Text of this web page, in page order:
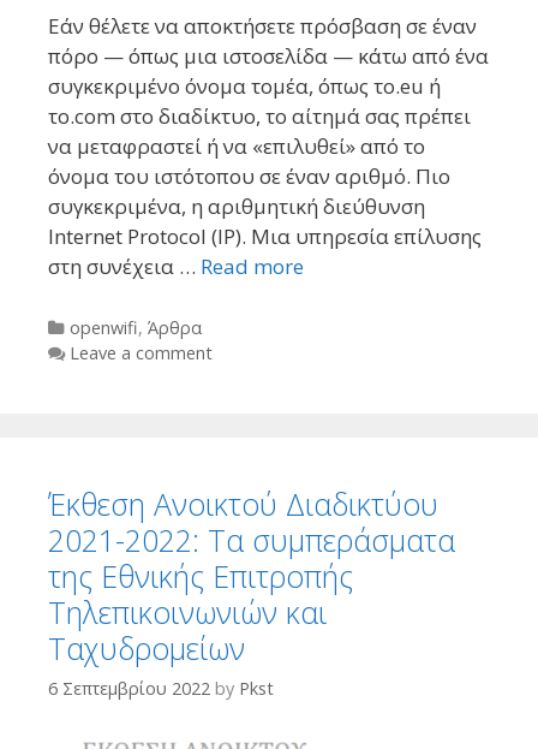
Εάν θέλετε να αποκτήσετε πρόσβαση σε έναν
πόρο — όπως μια ιστοσελίδα — κάτω από ένα
συγκεκριμένο όνομα τομέα, όπως το.eu ή
το.com στο διαδίκτυο, το αίτημά σας πρέπει
να μεταφραστεί ή να «επιλυθεί» από το
όνομα του ιστότοπου σε έναν αριθμό. Πιο
συγκεκριμένα, η αριθμητική διεύθυνση
Internet Protocol (IP). Μια υπηρεσία επίλυσης
στη συνέχεια … Read more
Categories
openwifi, Άρθρα
Leave a comment
Έκθεση Ανοικτού Διαδικτύου
2021-2022: Τα συμπεράσματα
της Εθνικής Επιτροπής
Τηλεπικοινωνιών και
Ταχυδρομείων
6 Σεπτεμβρίου 2022 by Pkst